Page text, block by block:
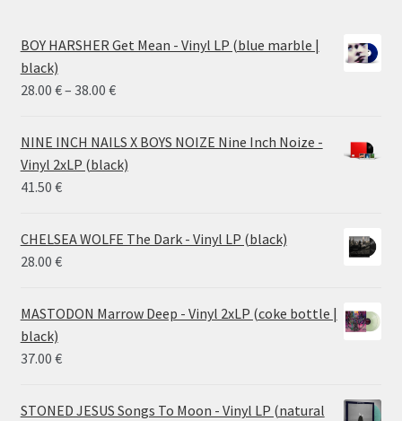
BOY HARSHER Get Mean - Vinyl LP (blue marble |
black)
28.00 €– 38.00 €Price
28.00 €
through
NINE INCH NAILS X BOYS NOIZE Nine Inch Noize -
Vinyl 2xLP (black)
41.50 €
CHELSEA WOLFE The Dark - Vinyl LP (black)
28.00 €
MASTODON Marrow Deep - Vinyl 2xLP (coke bottle |
black)
37.00 €
STONED JESUS Songs To Moon - Vinyl LP (natural